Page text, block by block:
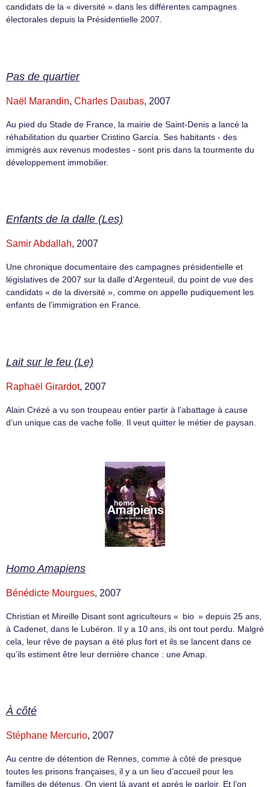
candidats de la « diversité » dans les différentes campagnes
électorales depuis la Présidentielle 2007.
Pas de quartier
Naël Marandin, Charles Daubas, 2007
Au pied du Stade de France, la mairie de Saint-Denis a lancé la
réhabilitation du quartier Cristino García. Ses habitants - des
immigrés aux revenus modestes - sont pris dans la tourmente du
développement immobilier.
Enfants de la dalle (Les)
Samir Abdallah, 2007
Une chronique documentaire des campagnes présidentielle et
législatives de 2007 sur la dalle d’Argenteuil, du point de vue des
candidats « de la diversité », comme on appelle pudiquement les
enfants de l’immigration en France.
Lait sur le feu (Le)
Raphaël Girardot, 2007
Alain Crézé a vu son troupeau entier partir à l’abattage à cause
d’un unique cas de vache folle. Il veut quitter le métier de paysan.
Homo Amapiens
Bénédicte Mourgues, 2007
Christian et Mireille Disant sont agriculteurs « bio » depuis 25 ans,
à Cadenet, dans le Lubéron. Il y a 10 ans, ils ont tout perdu. Malgré
cela, leur rêve de paysan a été plus fort et ils se lancent dans ce
qu’ils estiment être leur dernière chance : une Amap.
À côté
Stéphane Mercurio, 2007
Au centre de détention de Rennes, comme à côté de presque
toutes les prisons françaises, il y a un lieu d’accueil pour les
familles de détenus. On vient là avant et après le parloir. Et l’on